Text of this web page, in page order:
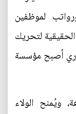
لموظفين
لتحريك
أصبح مؤسسة
ويُمنح الولاء